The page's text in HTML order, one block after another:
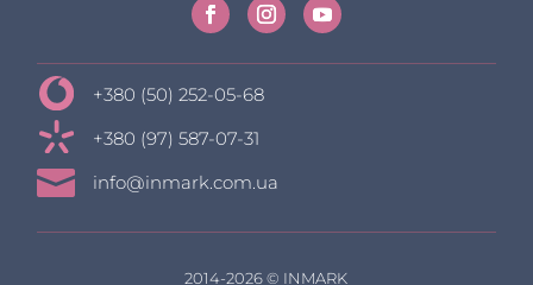
+380 (50) 252-05-68
+380 (97) 587-07-31
 info@inmark.com.ua
2014-2026 © INMARK